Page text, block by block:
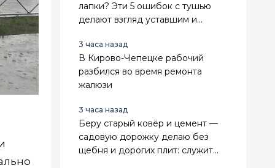
лапки? Эти 5 ошибок с тушью
делают взгляд уставшим и
3 часа назад
В Кирово-Чепецке рабочий
разбился во время ремонта
жалюзи
3 часа назад
Беру старый ковёр и цемент —
садовую дорожку делаю без
щебня и дорогих плит: служит